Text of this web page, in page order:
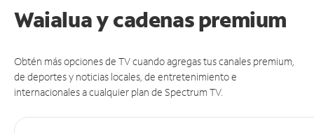
Waialua y cadenas premium
Obtén más opciones de TV cuando agregas tus canales premium,
de deportes y noticias locales, de entretenimiento e
internacionales a cualquier plan de Spectrum TV.